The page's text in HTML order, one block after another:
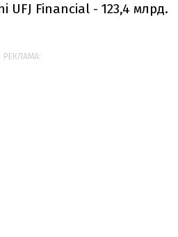
UFJ Financial - 123,4 млрд.
РЕКЛАМА: